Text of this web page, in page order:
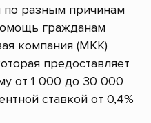
по разным причинам
гражданам
компания (МКК)
предоставляет
от 1 000 до 30 000
ставкой от 0,4%